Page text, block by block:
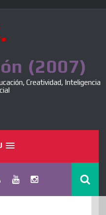
(2007)
Creatividad, Inteligencia